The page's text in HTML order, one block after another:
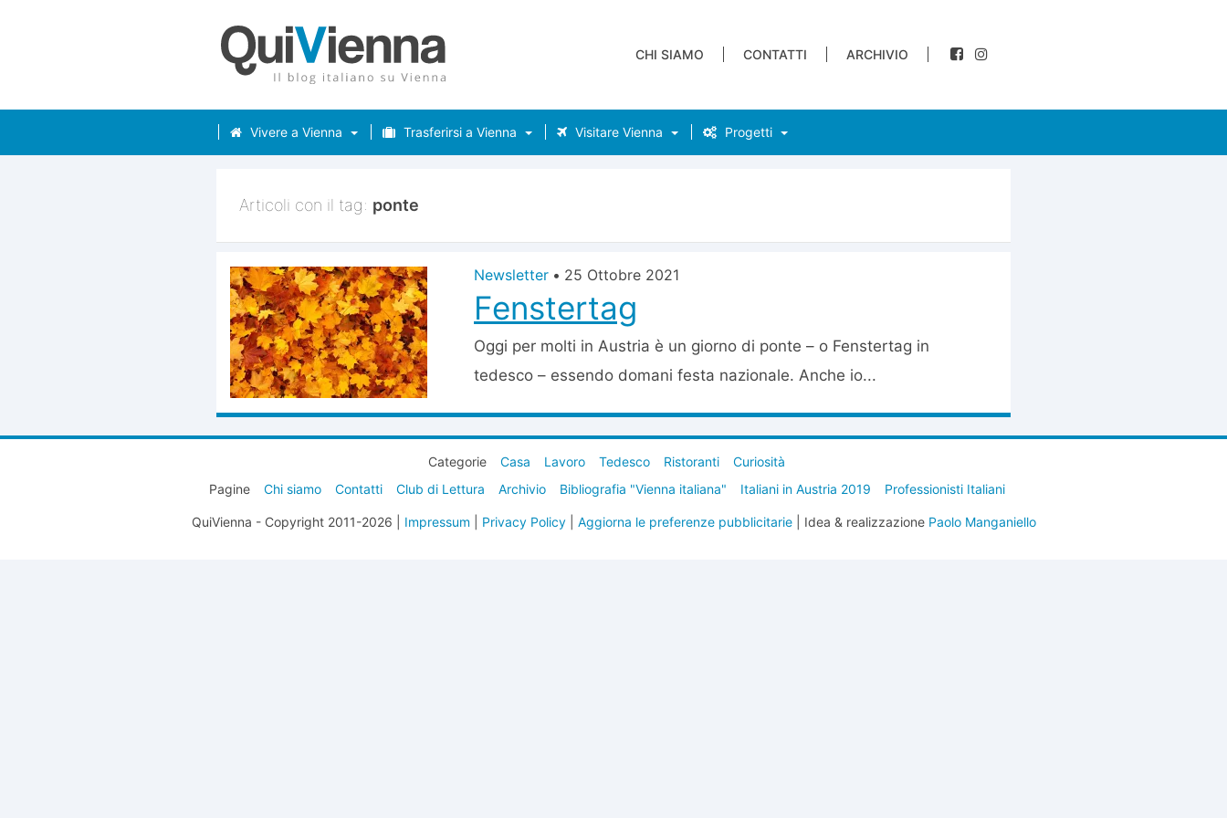
CHI SIAMO CONTATTI ARCHIVIO
Vivere a Vienna Trasferirsi a Vienna Visitare Vienna Progetti
Articoli con il tag: ponte
Newsletter • 25 Ottobre 2021
Fenstertag
Oggi per molti in Austria è un giorno di ponte – o Fenstertag in
tedesco – essendo domani festa nazionale. Anche io...
Categorie Casa Lavoro Tedesco Ristoranti
Curiosità
Pagine
Chi siamo Contatti Club di Lettura Archivio Bibliografia "Vienna italiana" Italiani in Austria 2019 Professionisti Italiani
QuiVienna - Copyright 2011-2026 | Impressum Privacy Policy| Aggiorna le preferenze pubblicitarie| Idea & realizzazione Paolo Manganiello